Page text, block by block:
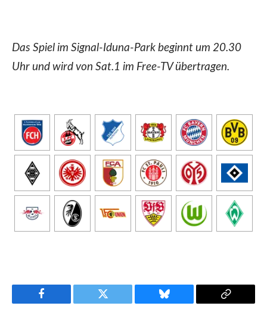
Das Spiel im Signal-Iduna-Park beginnt um 20.30
Uhr und wird von Sat.1 im Free-TV übertragen.
Facebook Twitter Bluesky
Copy